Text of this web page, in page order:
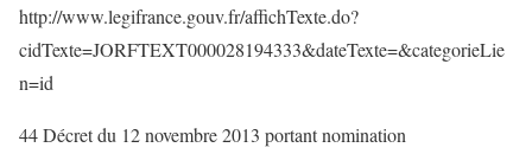
http://www.legifrance.gouv.fr/affichTexte.do?
cidTexte=JORFTEXT000028194333&dateTexte=&categorieLie
n=id
44 Décret du 12 novembre 2013 portant nomination